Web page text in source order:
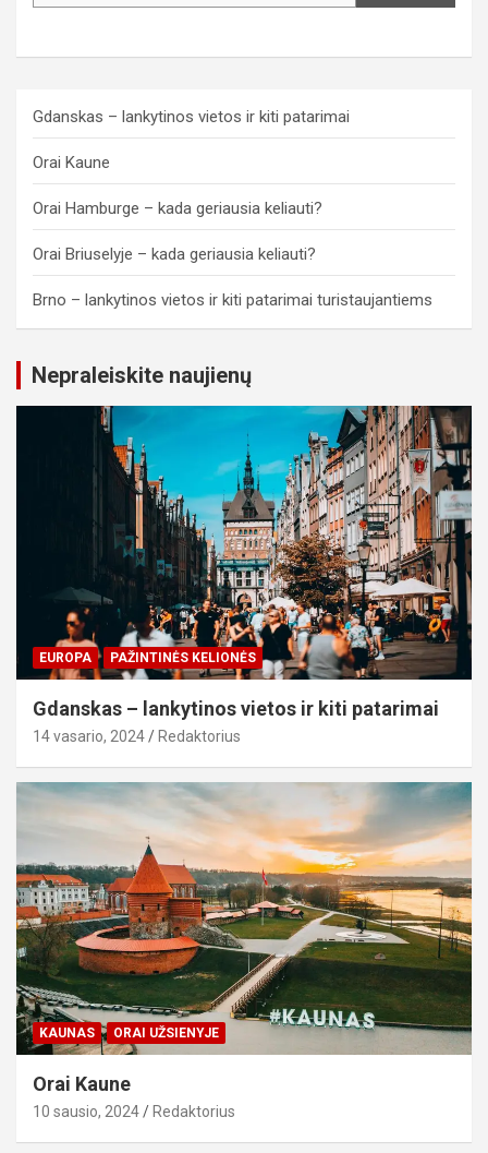
Gdanskas – lankytinos vietos ir kiti patarimai
Orai Kaune
Orai Hamburge – kada geriausia keliauti?
Orai Briuselyje – kada geriausia keliauti?
Brno – lankytinos vietos ir kiti patarimai turistaujantiems
Nepraleiskite naujienų
EUROPA PAŽINTINĖS KELIONĖS
Gdanskas – lankytinos vietos ir kiti patarimai
14 vasario, 2024 Redaktorius
KAUNAS ORAI UŽSIENYJE
Orai Kaune
10 sausio, 2024 Redaktorius